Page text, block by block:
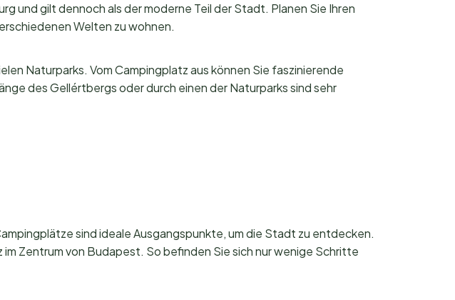
und gilt dennoch als der moderne Teil der Stadt. Planen Sie Ihren
Welten zu wohnen.
Naturparks. Vom Campingplatz aus können Sie faszinierende
des Gellértbergs oder durch einen der Naturparks sind sehr
sind ideale Ausgangspunkte, um die Stadt zu entdecken.
Zentrum von Budapest. So befinden Sie sich nur wenige Schritte